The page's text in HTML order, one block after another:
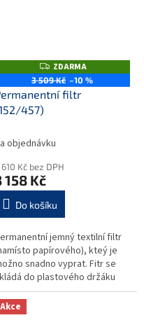
Z
D
A
R
ZDARMA
3 509 Kč –10 %
filtr
457)
objednávku
610 Kč bez DPH
158 Kč
Do košíku
jemný textilní filtr
papírového), kteý je
snadno vyprat. Fitr se
do plastového držáku
(možno koupit jako set
držáku filtrů)...
Akce